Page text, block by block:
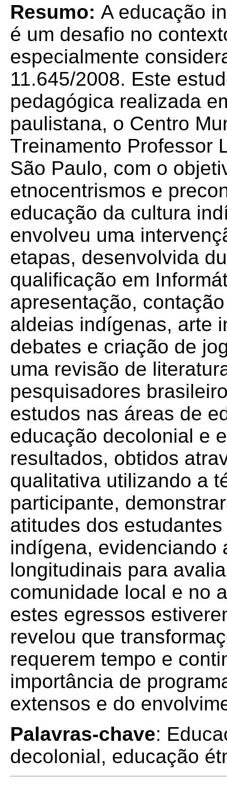
Resumo: A educação
é um desafio no
especialmente
11.645/2008. Este
pedagógica realizada
paulistana, o Centro
Treinamento Professor
São Paulo, com o
etnocentrismos e
educação da cultura
envolveu uma
etapas, desenvolvida
qualificação em
apresentação,
aldeias indígenas, arte
debates e criação de
uma revisão de
pesquisadores
estudos nas áreas de
educação decolonial e
resultados, obtidos
qualitativa utilizando a
participante,
atitudes dos
indígena, evidenciando
longitudinais para
comunidade local e no
estes egressos
revelou que
requerem tempo e
importância de
extensos e do
Palavras-chave:
decolonial, educação